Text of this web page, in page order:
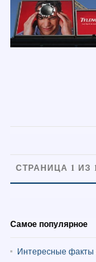
СТРАНИЦА 1 ИЗ
Самое популярное
Интересные факты